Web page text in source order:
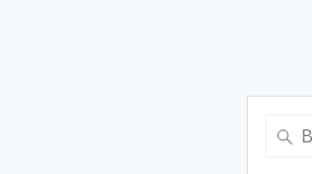
Buscar: